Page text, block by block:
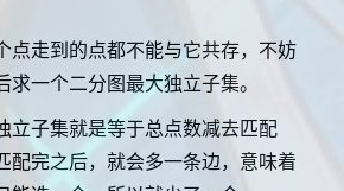
走到的点都不能与它共存，不妨
一个二分图最大独立子集。
子集就是等于总点数减去匹配
配完之后，就会多一条边，意味着